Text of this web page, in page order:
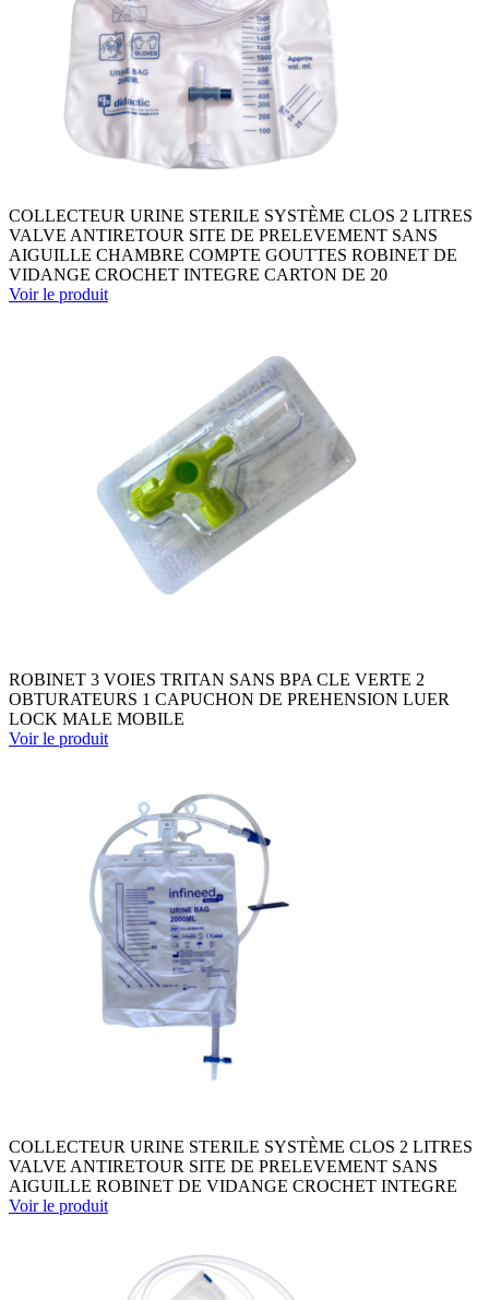
COLLECTEUR URINE STERILE SYSTÈME CLOS 2 LITRES
VALVE ANTIRETOUR SITE DE PRELEVEMENT SANS
AIGUILLE CHAMBRE COMPTE GOUTTES ROBINET DE
VIDANGE CROCHET INTEGRE CARTON DE 20
Voir le produit
ROBINET 3 VOIES TRITAN SANS BPA CLE VERTE 2
OBTURATEURS 1 CAPUCHON DE PREHENSION LUER
LOCK MALE MOBILE
Voir le produit
COLLECTEUR URINE STERILE SYSTÈME CLOS 2 LITRES
VALVE ANTIRETOUR SITE DE PRELEVEMENT SANS
AIGUILLE ROBINET DE VIDANGE CROCHET INTEGRE
Voir le produit